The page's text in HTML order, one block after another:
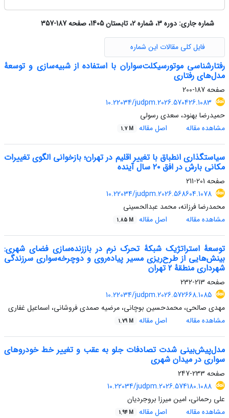
شماره جاری:دوره 3، شماره 2، تابستان 1405، صفحه 187-357
فایل کلی مقالات این شماره
رفتارشناسی موتورسیکلت‌سواران با استفاده از شبیه‌سازی و توسعۀ
مدل‌های رفتاری
صفحه187-200
10.22034/judpm.2026.570426.1083
حمیدرضا بهنود، سعدی رسولی
مشاهده مقاله
اصل مقاله 1.7 M
سیاستگذاری انطباق با تغییر اقلیم در تهران؛ بازخوانی الگوی تغییرات
مکانی بارش در افق ۲۰ سال آینده
صفحه 201-211
10.22034/judpm.2026.568604.1078
محمدرضا فرزانه، محمد عبدالحسینی
مشاهده مقاله
اصل مقاله 1.85 M
توسعۀ استراتژیک شبکۀ تحرک نرم در باززنده‌سازی فضای شهری:
بینش‌هایی از طرح‌ریزی مسیر پیاده‌روی و دوچرخه‌سواری سرزندگی
شهرداری منطقۀ 2 تهران
صفحه 213-232
10.22034/judpm.2026.572668.1085
مهدی صالحی، محمدحسین بوچانی، مرضیه صمدی فروشانی، اسماعیل غفاری
مشاهده مقاله
اصل مقاله 1.79 M
مدل‌پیش‌بینی شدت تصادفات جلو ‌به‌ عقب و تغییر خط خودروهای
سواری در میدان شهری
صفحه 233-247
10.22034/judpm.2026.574180.1088
علی رحمانی، امین میرزا بروجردیان
مشاهده مقاله
اصل مقاله 1.94 M